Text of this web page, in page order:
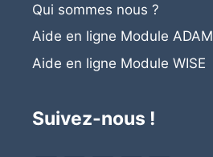
Qui sommes nous ?
Aide en ligne Module ADAM
Aide en ligne Module WISE
Suivez-nous !